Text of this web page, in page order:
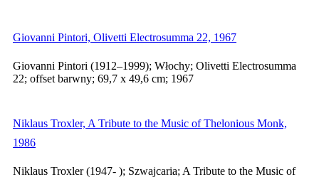
Giovanni Pintori, Olivetti Electrosumma 22, 1967
Giovanni Pintori (1912–1999); Włochy; Olivetti Electrosumma
22; offset barwny; 69,7 x 49,6 cm; 1967
Niklaus Troxler, A Tribute to the Music of Thelonious Monk,
1986
Niklaus Troxler (1947- ); Szwajcaria; A Tribute to the Music of